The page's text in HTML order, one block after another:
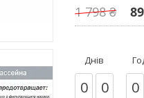
1 798 ₴
Днів
0 0 0